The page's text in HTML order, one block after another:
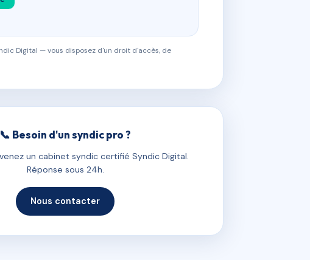
Digital — vous disposez d'un droit d'accès, de
📞 Besoin d'un syndic pro ?
un cabinet syndic certifié Syndic Digital.
Réponse sous 24h.
Nous contacter